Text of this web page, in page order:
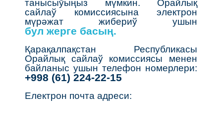
танысыўыңыз мүмкин. Орайлық
сайлаў комиссиясына электрон
мүрәжат жибериў ушын
бул жерге басың.
Қарақалпақстан Республикасы
Орайлық сайлаў комиссиясы менен
байланыс ушын телефон номерлери:
+998 (61) 224-22-15
Електрон почта адреси: